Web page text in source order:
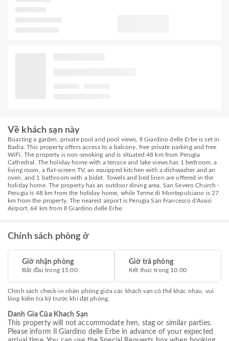
Về khách sạn này
Boasting a garden, private pool and pool views, Il Giardino delle Erbe is set in
Badia. This property offers access to a balcony, free private parking and free
WiFi. The property is non-smoking and is situated 48 km from Perugia
Cathedral. The holiday home with a terrace and lake views has 1 bedroom, a
living room, a flat-screen TV, an equipped kitchen with a dishwasher and an
oven, and 1 bathroom with a bidet. Towels and bed linen are offered in the
holiday home. The property has an outdoor dining area. San Severo Church -
Perugia is 48 km from the holiday home, while Terme di Montepulciano is 27
km from the property. The nearest airport is Perugia San Francesco d'Assisi
Airport, 64 km from Il Giardino delle Erbe.
Chính sách phòng ở
Giờ nhận phòng
Bắt đầu trong 15.00
Giờ trả phòng
Kết thúc trong 10.00
Chính sách check-in nhận phòng giữa các khách sạn có thể khác nhau, vui
lòng kiểm tra kỹ trước khi đặt phòng.
Danh Gia Của Khach Sạn
This property will not accommodate hen, stag or similar parties.
Please inform Il Giardino delle Erbe in advance of your expected